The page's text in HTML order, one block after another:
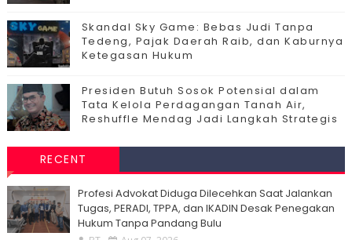
Skandal Sky Game: Bebas Judi Tanpa
Tedeng, Pajak Daerah Raib, dan Kaburnya
Ketegasan Hukum
Presiden Butuh Sosok Potensial dalam
Tata Kelola Perdagangan Tanah Air,
Reshuffle Mendag Jadi Langkah Strategis
RECENT
Profesi Advokat Diduga Dilecehkan Saat Jalankan
Tugas, PERADI, TPPA, dan IKADIN Desak Penegakan
Hukum Tanpa Pandang Bulu